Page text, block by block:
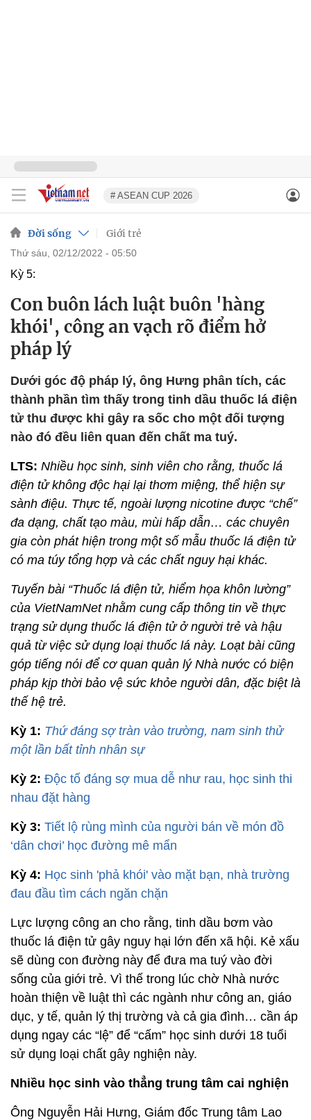
# ASEAN CUP 2026
Đời sống Giới trẻ
thứ sáu, 02/12/2022 - 05:50
Kỳ 5:
Con buôn lách luật buôn 'hàng
khói', công an vạch rõ điểm hở
pháp lý
Dưới góc độ pháp lý, ông Hưng phân tích, các
thành phần tìm thấy trong tinh dầu thuốc lá điện
tử thu được khi gây ra sốc cho một đối tượng
nào đó đều liên quan đến chất ma tuý.
LTS: Nhiều học sinh, sinh viên cho rằng, thuốc lá
điện tử không độc hại lại thơm miệng, thể hiện sự
sành điệu. Thực tế, ngoài lượng nicotine được “chế”
đa dạng, chất tạo màu, mùi hấp dẫn… các chuyên
gia còn phát hiện trong một số mẫu thuốc lá điện tử
có ma túy tổng hợp và các chất nguy hại khác.
Tuyến bài “Thuốc lá điện tử, hiểm họa khôn lường”
của VietNamNet nhằm cung cấp thông tin về thực
trạng sử dụng thuốc lá điện tử ở người trẻ và hậu
quả từ việc sử dụng loại thuốc lá này. Loạt bài cũng
góp tiếng nói để cơ quan quản lý Nhà nước có biện
pháp kịp thời bảo vệ sức khỏe người dân, đặc biệt là
thế hệ trẻ.
Kỳ 1: Thứ đáng sợ tràn vào trường, nam sinh thử
một lần bất tỉnh nhân sự
Kỳ 2: Độc tố đáng sợ mua dễ như rau, học sinh thi
nhau đặt hàng
Kỳ 3: Tiết lộ rùng mình của người bán về món đồ
‘dân chơi’ học đường mê mẩn
Kỳ 4: Học sinh 'phả khói' vào mặt bạn, nhà trường
đau đầu tìm cách ngăn chặn
Lực lượng công an cho rằng, tinh dầu bơm vào
thuốc lá điện tử gây nguy hại lớn đến xã hội. Kẻ xấu
sẽ dùng con đường này để đưa ma tuý vào đời
sống của giới trẻ. Vì thế trong lúc chờ Nhà nước
hoàn thiện về luật thì các ngành như công an, giáo
dục, y tế, quản lý thị trường và cả gia đình… cần áp
dụng ngay các “lệ” để “cấm” học sinh dưới 18 tuổi
sử dụng loại chất gây nghiện này.
Nhiều học sinh vào thẳng trung tâm cai nghiện
Ông Nguyễn Hải Hưng, Giám đốc Trung tâm Lao